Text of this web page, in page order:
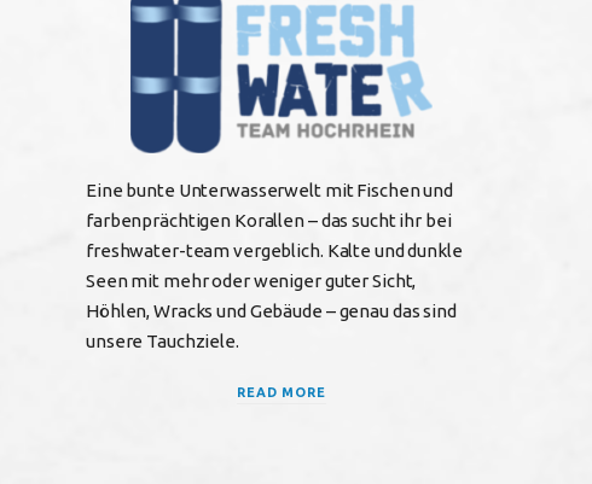
o
o
k
e
r
g
r
a
m
Eine bunte Unterwasserwelt mit Fischen und
farbenprächtigen Korallen – das sucht ihr bei
freshwater-team vergeblich. Kalte und dunkle
Seen mit mehr oder weniger guter Sicht,
Höhlen, Wracks und Gebäude – genau das sind
unsere Tauchziele.
READ MORE